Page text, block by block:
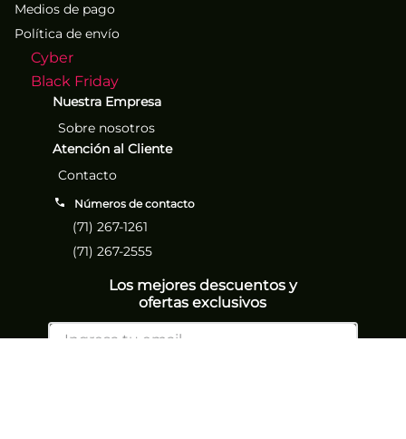
Medios de pago
Política de envío
Cyber
Black Friday
Nuestra Empresa
Sobre nosotros
Atención al Cliente
Contacto
Números de contacto
(71) 267-1261
(71) 267-2555
Los mejores descuentos y
ofertas exclusivos